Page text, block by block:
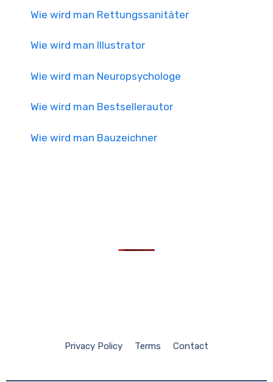
Wie wird man Rettungssanitäter
Wie wird man Illustrator
Wie wird man Neuropsychologe
Wie wird man Bestsellerautor
Wie wird man Bauzeichner
Privacy Policy Terms Contact